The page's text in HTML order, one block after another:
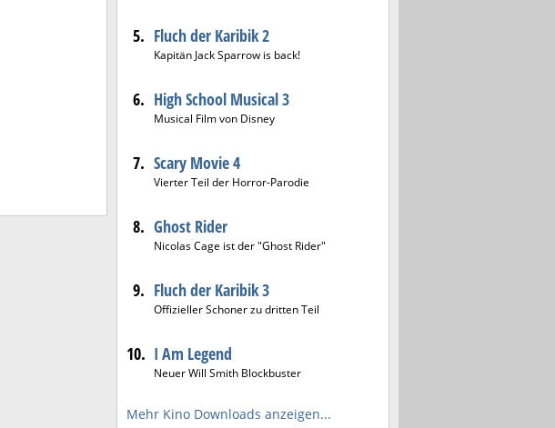
5. Fluch der Karibik 2
Kapitän Jack Sparrow is back!
6. High School Musical 3
Musical Film von Disney
7. Scary Movie 4
Vierter Teil der Horror-Parodie
8. Ghost Rider
Nicolas Cage ist der "Ghost Rider"
9. Fluch der Karibik 3
Offizieller Schoner zu dritten Teil
10. I Am Legend
Neuer Will Smith Blockbuster
Mehr Kino Downloads anzeigen...